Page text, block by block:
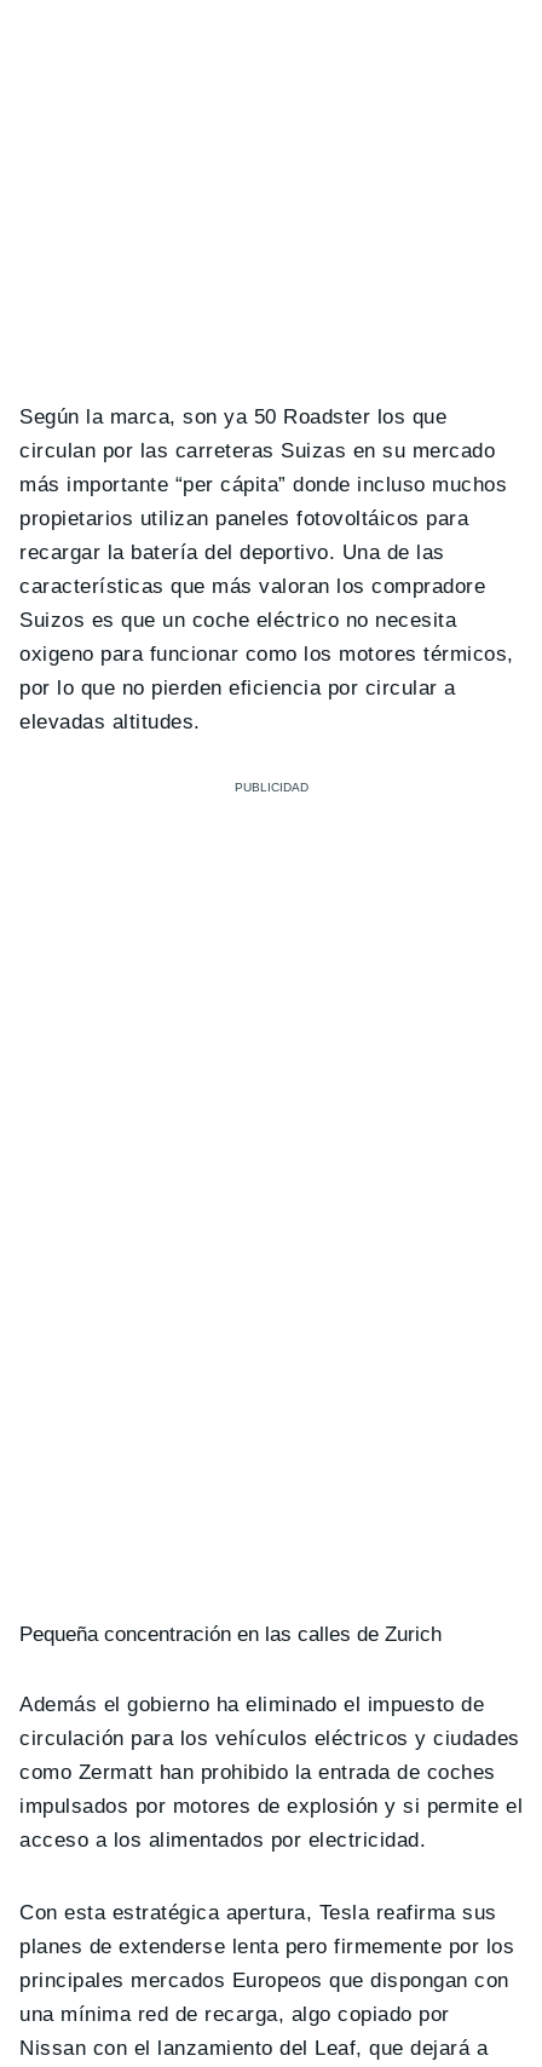
Según la marca, son ya 50 Roadster los que
circulan por las carreteras Suizas en su mercado
más importante “per cápita” donde incluso muchos
propietarios utilizan paneles fotovoltáicos para
recargar la batería del deportivo. Una de las
características que más valoran los compradore
Suizos es que un coche eléctrico no necesita
oxigeno para funcionar como los motores térmicos,
por lo que no pierden eficiencia por circular a
elevadas altitudes.
Pequeña concentración en las calles de Zurich
Además el gobierno ha eliminado el impuesto de
circulación para los vehículos eléctricos y ciudades
como Zermatt han prohibido la entrada de coches
impulsados por motores de explosión y si permite el
acceso a los alimentados por electricidad.
Con esta estratégica apertura, Tesla reafirma sus
planes de extenderse lenta pero firmemente por los
principales mercados Europeos que dispongan con
una mínima red de recarga, algo copiado por
Nissan con el lanzamiento del Leaf, que dejará a